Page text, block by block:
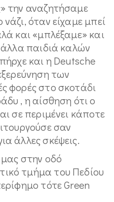
την αναζητήσαμε
όταν είχαμε μπεί
και «μπλέξαμε» και
άλλα παιδιά καλών
και η Deutsche
των
φορές στο σκοτάδι
, η αίσθηση ότι ο
σε περιμένει κάποτε
σαν
άλλες σκέψεις.
στην οδό
τμήμα του Πεδίου
τότε Green